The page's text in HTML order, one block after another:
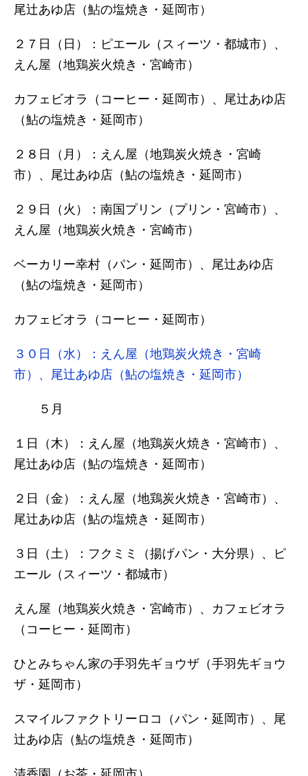
尾辻あゆ店（鮎の塩焼き・延岡市）
２７日（日）：ピエール（スィーツ・都城市）、
えん屋（地鶏炭火焼き・宮崎市）
カフェビオラ（コーヒー・延岡市）、尾辻あゆ店
（鮎の塩焼き・延岡市）
２８日（月）：えん屋（地鶏炭火焼き・宮崎
市）、尾辻あゆ店（鮎の塩焼き・延岡市）
２９日（火）：南国プリン（プリン・宮崎市）、
えん屋（地鶏炭火焼き・宮崎市）
ベーカリー幸村（パン・延岡市）、尾辻あゆ店
（鮎の塩焼き・延岡市）
カフェビオラ（コーヒー・延岡市）
３０日（水）：えん屋（地鶏炭火焼き・宮崎
市）、尾辻あゆ店（鮎の塩焼き・延岡市）
５月
１日（木）：えん屋（地鶏炭火焼き・宮崎市）、
尾辻あゆ店（鮎の塩焼き・延岡市）
２日（金）：えん屋（地鶏炭火焼き・宮崎市）、
尾辻あゆ店（鮎の塩焼き・延岡市）
３日（土）：フクミミ（揚げパン・大分県）、ピ
エール（スィーツ・都城市）
えん屋（地鶏炭火焼き・宮崎市）、カフェビオラ
（コーヒー・延岡市）
ひとみちゃん家の手羽先ギョウザ（手羽先ギョウ
ザ・延岡市）
スマイルファクトリーロコ（パン・延岡市）、尾
辻あゆ店（鮎の塩焼き・延岡市）